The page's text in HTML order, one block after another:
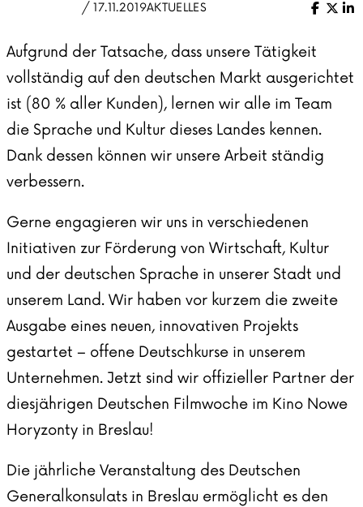
/ 17.11.2019AKTUELLES
X
Aufgrund der Tatsache, dass unsere Tätigkeit
vollständig auf den deutschen Markt ausgerichtet
ist (80 % aller Kunden), lernen wir alle im Team
die Sprache und Kultur dieses Landes kennen.
Dank dessen können wir unsere Arbeit ständig
verbessern.
Gerne engagieren wir uns in verschiedenen
Initiativen zur Förderung von Wirtschaft, Kultur
und der deutschen Sprache in unserer Stadt und
unserem Land. Wir haben vor kurzem die zweite
Ausgabe eines neuen, innovativen Projekts
gestartet – offene Deutschkurse in unserem
Unternehmen. Jetzt sind wir offizieller Partner der
diesjährigen Deutschen Filmwoche im Kino Nowe
Horyzonty in Breslau!
Die jährliche Veranstaltung des Deutschen
Generalkonsulats in Breslau ermöglicht es den